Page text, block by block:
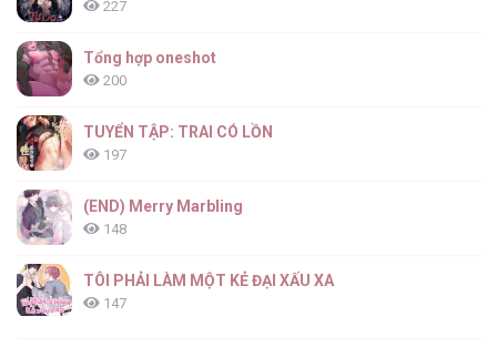
227
Tổng hợp oneshot
200
TUYỂN TẬP: TRAI CÓ LỒN
197
(END) Merry Marbling
148
TÔI PHẢI LÀM MỘT KẺ ĐẠI XẤU XA
147